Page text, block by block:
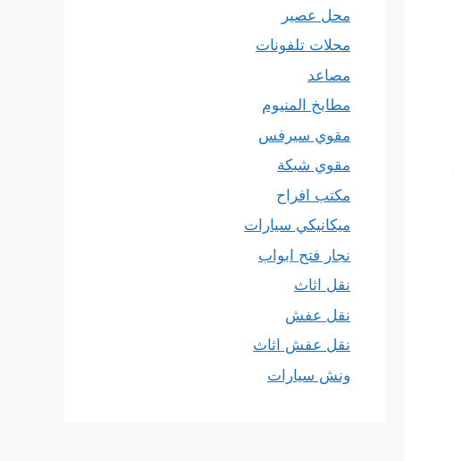
محل عصير
محلات تلفونات
مصاعد
مطابخ المنيوم
مقوي سيرفس
مقوي شبكة
مكتب افراح
ميكانيكي سيارات
نجار فتح ابواب
نقل اثاث
نقل عفش
نقل عفش اثاث
ونش سيارات